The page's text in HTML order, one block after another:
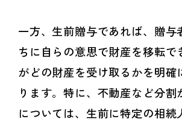
一方、生前贈与であれば、贈与
ちに自らの意思で財産を移転で
がどの財産を受け取るかを明確
ります。特に、不動産など分割
については、生前に特定の相続